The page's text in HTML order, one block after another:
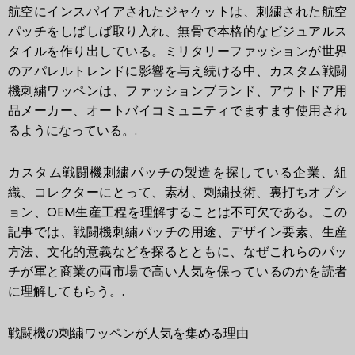
航空にインスパイアされたジャケットは、刺繍された航空
パッチをしばしば取り入れ、無骨で本格的なビジュアルス
タイルを作り出している。ミリタリーファッションが世界
のアパレルトレンドに影響を与え続ける中、カスタム戦闘
機刺繍ワッペンは、ファッションブランド、アウトドア用
品メーカー、オートバイコミュニティでますます使用され
るようになっている。.
カスタム戦闘機刺繍パッチの製造を探している企業、組
織、コレクターにとって、素材、刺繍技術、裏打ちオプシ
ョン、OEM生産工程を理解することは不可欠である。この
記事では、戦闘機刺繍パッチの用途、デザイン要素、生産
方法、文化的意義などを探るとともに、なぜこれらのパッ
チが軍と商業の両市場で高い人気を保っているのかを読者
に理解してもらう。.
戦闘機の刺繍ワッペンが人気を集める理由